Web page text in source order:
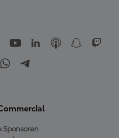
Sponsoren